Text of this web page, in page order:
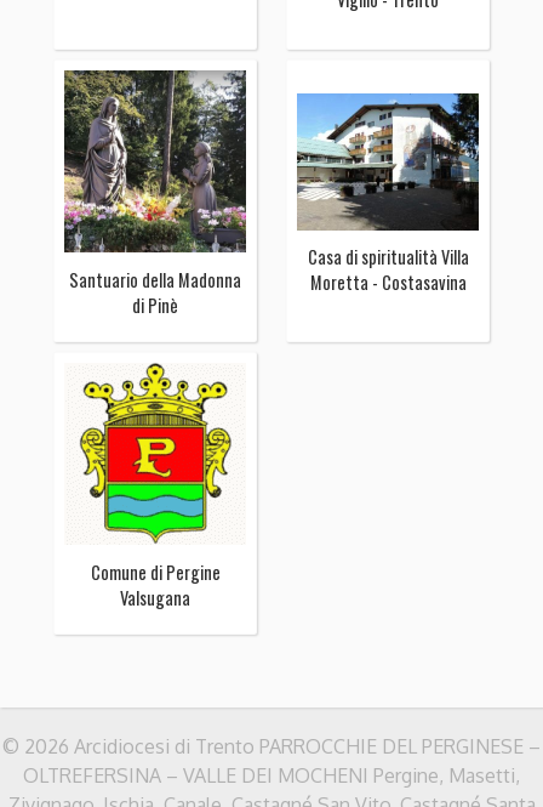
Santuario della Madonna
di Pinè
Casa di spiritualità Villa
Moretta - Costasavina
Comune di Pergine
Valsugana
© 2026 Arcidiocesi di Trento PARROCCHIE DEL PERGINESE –
OLTREFERSINA – VALLE DEI MOCHENI Pergine, Masetti,